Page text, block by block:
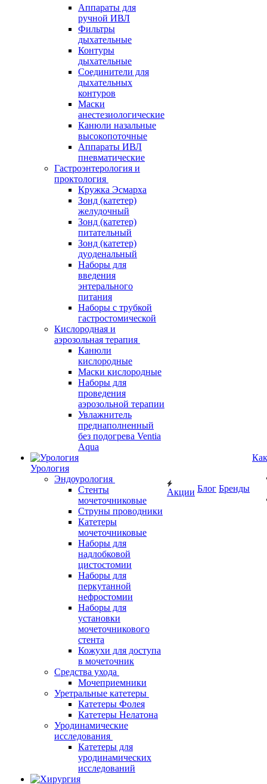
Аппараты для
ручной ИВЛ
Фильтры
дыхательные
Контуры
дыхательные
Соединители для
дыхательных
контуров
Маски
анестезиологические
Канюли назальные
высокопоточные
Аппараты ИВЛ
пневматические
Гастроэнтерология и
проктология
Кружка Эсмарха
Зонд (катетер)
желудочный
Зонд (катетер)
питательный
Зонд (катетер)
дуоденальный
Наборы для
введения
энтерального
питания
Наборы с трубкой
гастростомической
Кислородная и
аэрозольная терапия
Канюли
кислородные
Маски кислородные
Наборы для
проведения
аэрозольной терапии
Увлажнитель
преднаполненный
без подогрева Ventia
Aqua
Урология
Эндоурология
Стенты
мочеточниковые
Струны проводники
Катетеры
мочеточниковые
Наборы для
надлобковой
цистостомии
Наборы для
перкутанной
нефростомии
Наборы для
установки
мочеточникового
стента
Кожухи для доступа
в мочеточник
Средства ухода
Мочеприемники
Уретральные катетеры
Катетеры Фолея
Катетеры Нелатона
Уродинамические
исследования
Катетеры для
уродинамических
исследований
Акции Блог Бренды